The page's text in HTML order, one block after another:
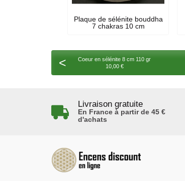
Plaque de sélénite bouddha
7 chakras 10 cm
<
Coeur en sélénite 8 cm 110 gr
10,00 €
Livraison gratuite
En France à partir de 45 €
d'achats